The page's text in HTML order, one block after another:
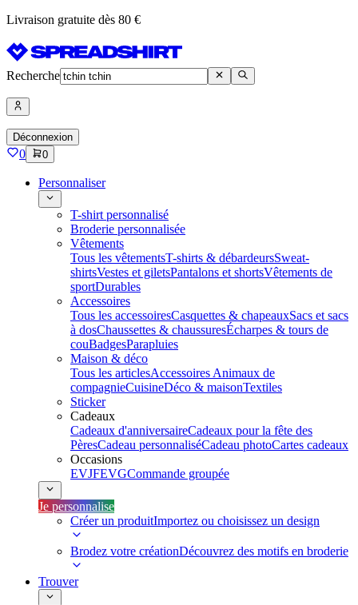
Livraison gratuite dès 80 €
Recherche
Déconnexion
0 0
Personnaliser
T-shirt personnalisé
Broderie personnalisée
Vêtements
Tous les vêtementsT-shirts & débardeursSweat-
shirtsVestes et giletsPantalons et shortsVêtements de
sportDurables
Accessoires
Tous les accessoiresCasquettes & chapeauxSacs et sacs
à dosChaussettes & chaussuresÉcharpes & tours de
couBadgesParapluies
Maison & déco
Tous les articlesAccessoires Animaux de
compagnieCuisineDéco & maisonTextiles
Sticker
Cadeaux
Cadeaux d'anniversaireCadeaux pour la fête des
PèresCadeau personnaliséCadeau photoCartes cadeaux
Occasions
EVJFEVGCommande groupée
Je personnalise
Créer un produitImportez ou choisissez un design
Brodez votre créationDécouvrez des motifs en broderie
Trouver